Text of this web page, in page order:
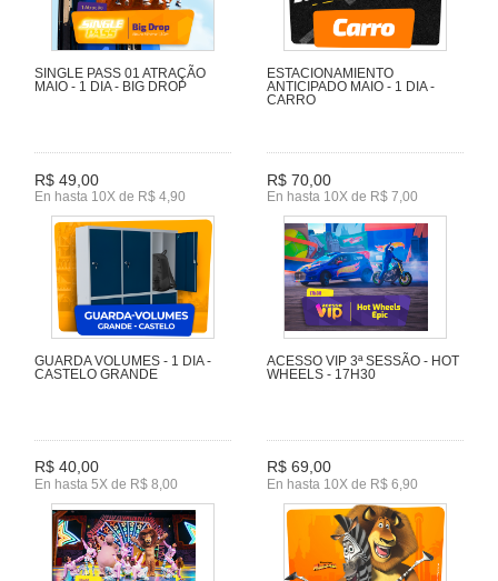
SINGLE PASS 01 ATRAÇÃO
MAIO - 1 DIA - BIG DROP
R$ 49,00
En hasta 10X de R$ 4,90
ESTACIONAMIENTO
ANTICIPADO MAIO - 1 DIA -
CARRO
R$ 70,00
En hasta 10X de R$ 7,00
GUARDA VOLUMES - 1 DIA -
CASTELO GRANDE
R$ 40,00
En hasta 5X de R$ 8,00
ACESSO VIP 3ª SESSÃO - HOT
WHEELS - 17H30
R$ 69,00
En hasta 10X de R$ 6,90